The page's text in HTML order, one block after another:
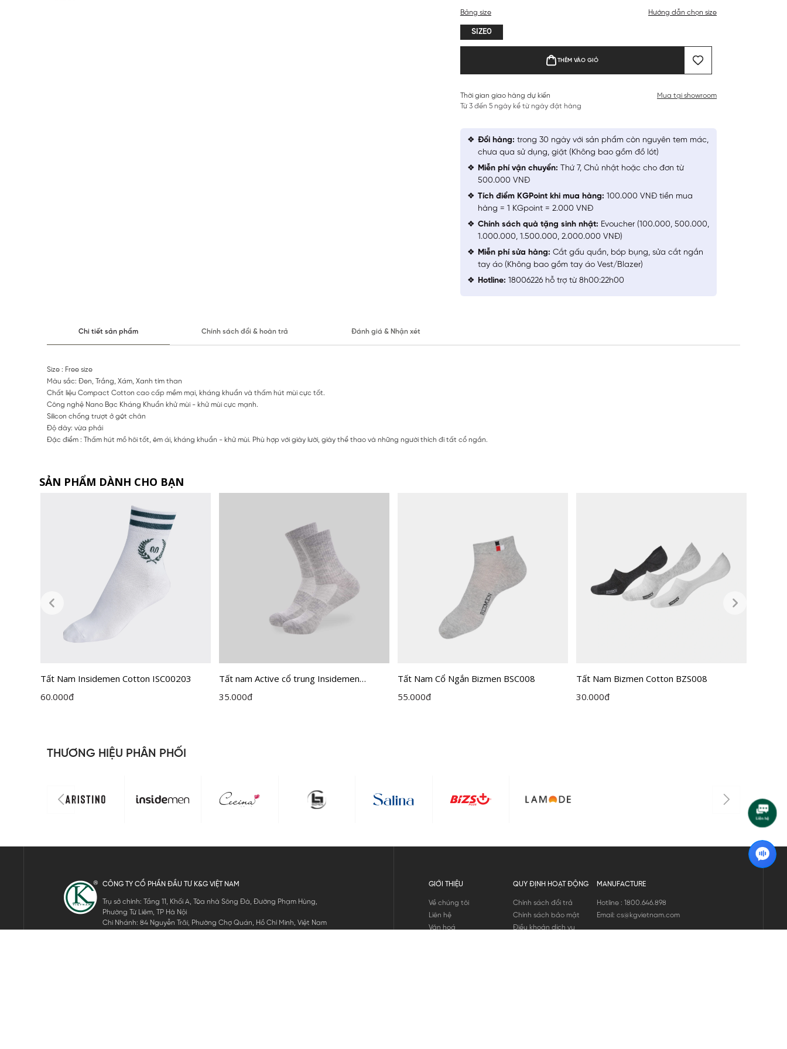
Bảng size Hướng dẫn chọn size
SIZE0
THÊM VÀO GIỎ
Thời gian giao hàng dự kiến
Từ 3 đến 5 ngày kể từ ngày đặt hàng
Mua tại showroom
Đổi hàng: trong 30 ngày với sản phẩm còn nguyên tem mác,
chưa qua sử dụng, giặt (Không bao gồm đồ lót)
Miễn phí vận chuyển: Thứ 7, Chủ nhật hoặc cho đơn từ
500.000 VNĐ
Tích điểm KGPoint khi mua hàng: 100.000 VNĐ tiền mua
hàng = 1 KGpoint = 2.000 VNĐ
Chính sách quà tặng sinh nhật: Evoucher (100.000, 500.000,
1.000.000, 1.500.000, 2.000.000 VNĐ)
Miễn phí sửa hàng: Cắt gấu quần, bóp bụng, sửa cắt ngắn
tay áo (Không bao gồm tay áo Vest/Blazer)
Hotline: 18006226 hỗ trợ từ 8h00:22h00
Chi tiết sản phẩm Chính sách đổi & hoàn trả Đánh giá & Nhận xét
Size : Free size
Màu sắc: Đen, Trắng, Xám, Xanh tím than
Chất liệu Compact Cotton cao cấp mềm mại, kháng khuẩn và thấm hút mùi cực tốt.
Công nghệ Nano Bạc Kháng Khuẩn khử mùi - khử mùi cực mạnh.
Silicon chống trượt ở gót chân
Độ dày: vừa phải
Đặc điểm : Thấm hút mồ hôi tốt, êm ái, kháng khuẩn - khử mùi. Phù hợp với giày lười, giày thể thao và những người thích đi tất cổ ngắn.
SẢN PHẨM DÀNH CHO BẠN
Tất Nam Insidemen Cotton ISC00203
60.000đ
Tất nam Active cổ trung Insidemen
ISC011M0H0
35.000đ
Tất Nam Cổ Ngắn Bizmen BSC008
55.000đ
Tất Nam Bizmen Cotton BZS008
30.000đ
THƯƠNG HIỆU PHÂN PHỐI
CÔNG TY CỔ PHẦN ĐẦU TƯ K&G VIỆT NAM
Trụ sở chính: Tầng 11, Khối A, Tòa nhà Sông Đà, Đường Phạm Hùng,
Phường Từ Liêm, TP Hà Nội
Chi Nhánh: 84 Nguyễn Trãi, Phường Chợ Quán, Hồ Chí Minh, Việt Nam
GIỚI THIỆU
Về chúng tôi
Liên hệ
Văn hoá
QUY ĐỊNH HOẠT ĐỘNG
Chính sách đổi trả
Chính sách bảo mật
Điều khoản dịch vụ
MANUFACTURE
Hotline : 1800.646.898
Email: cs@kgvietnam.com